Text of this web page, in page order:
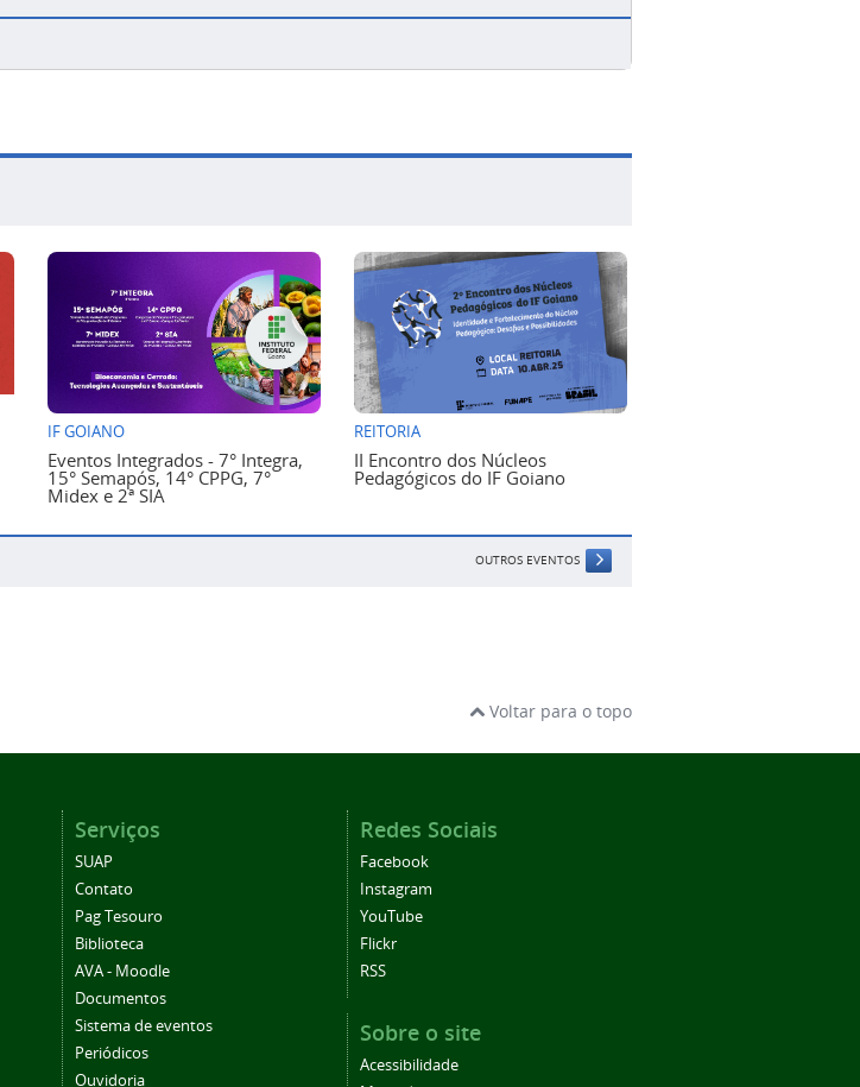
IF GOIANO
Eventos Integrados - 7° Integra,
15° Semapós, 14° CPPG, 7°
Midex e 2ª SIA
REITORIA
II Encontro dos Núcleos
Pedagógicos do IF Goiano
OUTROS EVENTOS
Voltar para o topo
Serviços
SUAP
Contato
Pag Tesouro
Biblioteca
AVA - Moodle
Documentos
Sistema de eventos
Periódicos
Ouvidoria
Redes Sociais
Facebook
Instagram
YouTube
Flickr
RSS
Sobre o site
Acessibilidade